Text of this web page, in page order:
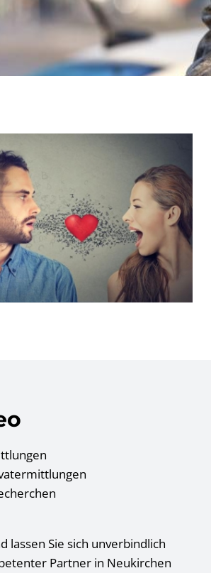
lassen Sie sich unverbindlich
Partner in Neukirchen